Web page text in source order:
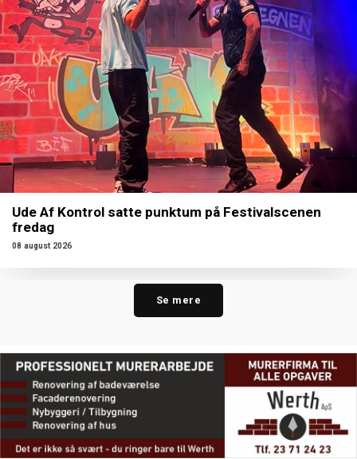
Ude Af Kontrol satte punktum på Festivalscenen
fredag
08 august 2026
Se mere